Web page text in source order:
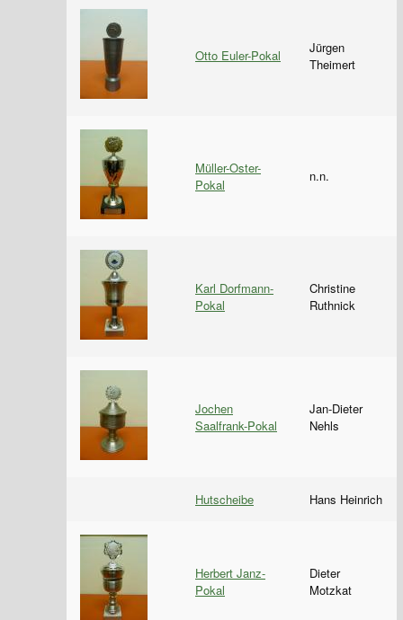
Otto Euler-Pokal
Jürgen
Theimert
Müller-Oster-
Pokal
n.n.
Karl Dorfmann-
Pokal
Christine
Ruthnick
Jochen
Saalfrank-Pokal
Jan-Dieter
Nehls
Hutscheibe Hans Heinrich
Herbert Janz-
Pokal
Dieter
Motzkat